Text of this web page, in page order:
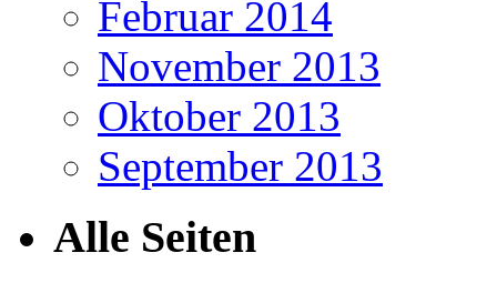
Februar 2014
November 2013
Oktober 2013
September 2013
Alle Seiten